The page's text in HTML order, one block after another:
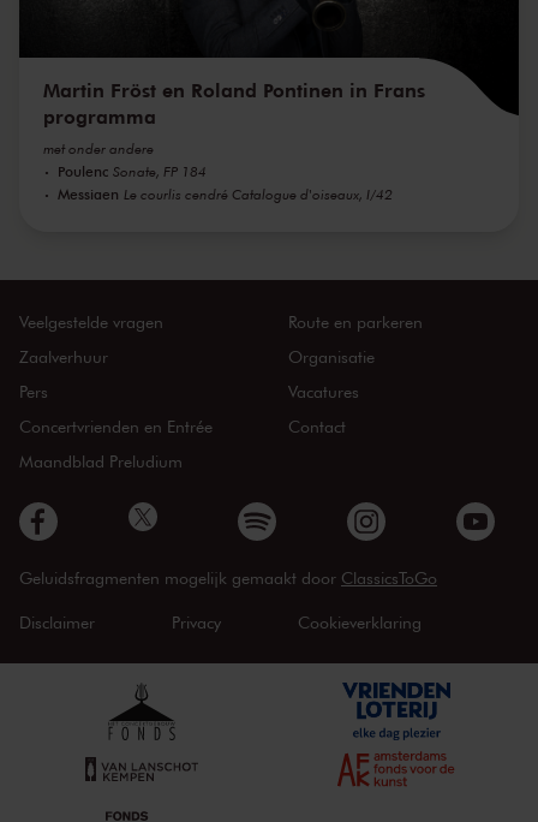
Martin Fröst en Roland Pontinen in Frans
programma
met onder andere
Poulenc Sonate, FP 184
Messiaen Le courlis cendré Catalogue d'oiseaux, I/42
Veelgestelde vragen
Zaalverhuur
Pers
Concertvrienden en Entrée
Maandblad Preludium
Route en parkeren
Organisatie
Vacatures
Contact
Geluidsfragmenten mogelijk gemaakt door ClassicsToGo
Disclaimer Privacy Cookieverklaring